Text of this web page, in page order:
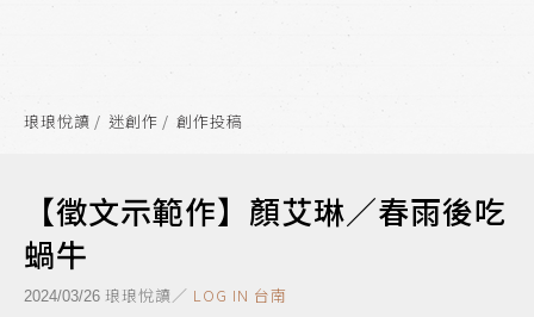
琅琅悅讀 迷創作 創作投稿
【徵文示範作】顏艾琳／春雨後吃
蝸牛
2024/03/26 琅琅悅讀／ LOG IN 台南